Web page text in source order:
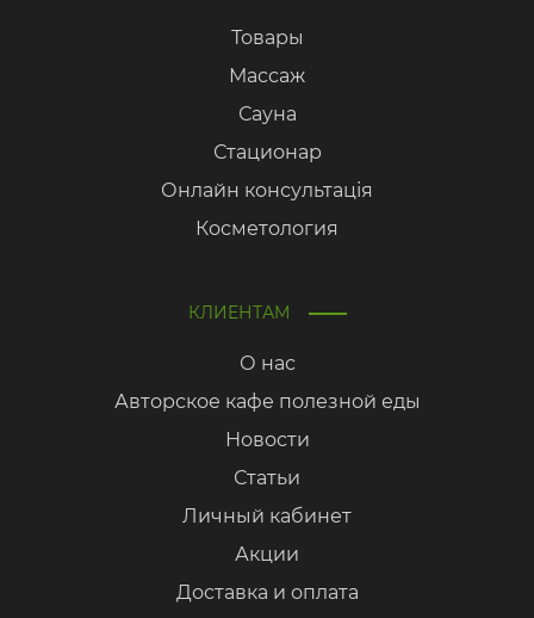
Товары
Массаж
Сауна
Стационар
Онлайн консультація
Косметология
КЛИЕНТАМ
О нас
Авторское кафе полезной еды
Новости
Статьи
Личный кабинет
Акции
Доставка и оплата